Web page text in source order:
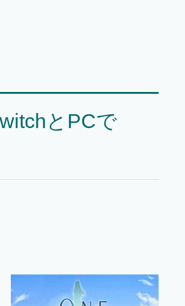
とPCで